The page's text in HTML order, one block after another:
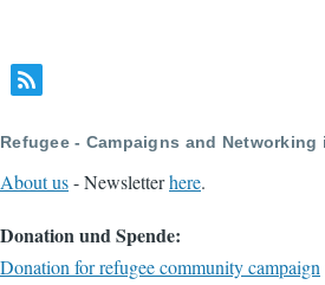
Refugee - Campaigns and
About us- Newsletterhere.
Donation und Spende:
Donation for refugee community campaign